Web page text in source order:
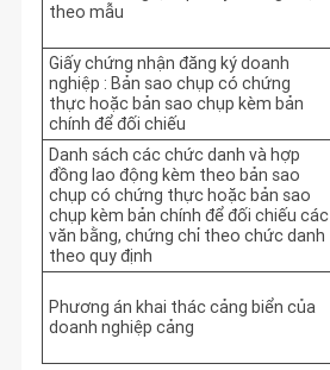
theo mẫu
Giấy chứng nhận đăng ký doanh
nghiệp : Bản sao chụp có chứng
thực hoặc bản sao chụp kèm bản
chính để đối chiếu
Danh sách các chức danh và hợp
đồng lao động kèm theo bản sao
chụp có chứng thực hoặc bản sao
chụp kèm bản chính để đối chiếu các
văn bằng, chứng chỉ theo chức danh
theo quy định
Phương án khai thác cảng biển của
doanh nghiệp cảng